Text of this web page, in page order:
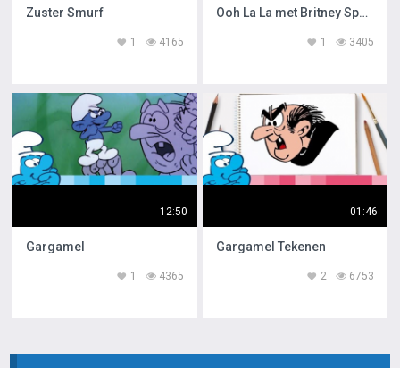
Zuster Smurf
4165
1
Ooh La La met Britney Spears
3405
1
12:50
Gargamel
4365
1
01:46
Gargamel Tekenen
6753
2